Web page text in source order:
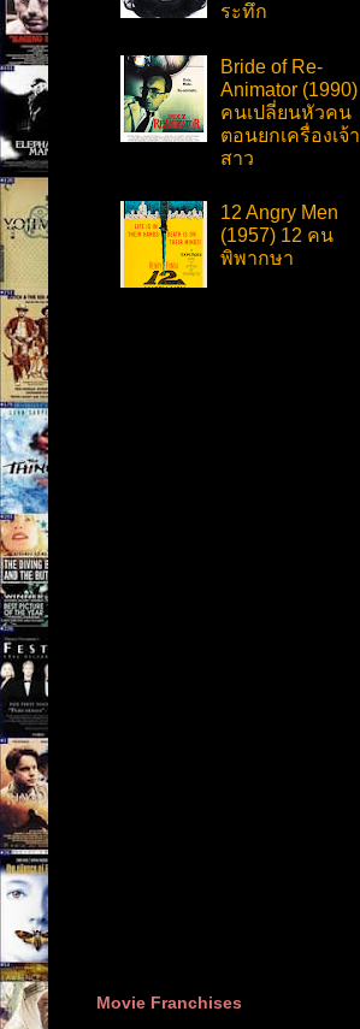
ระทึก
Bride of Re-
Animator (1990)
คนเปลี่ยนหัวคน
ตอนยกเครื่องเจ้า
สาว
12 Angry Men
(1957) 12 คน
พิพากษา
Movie Franchises